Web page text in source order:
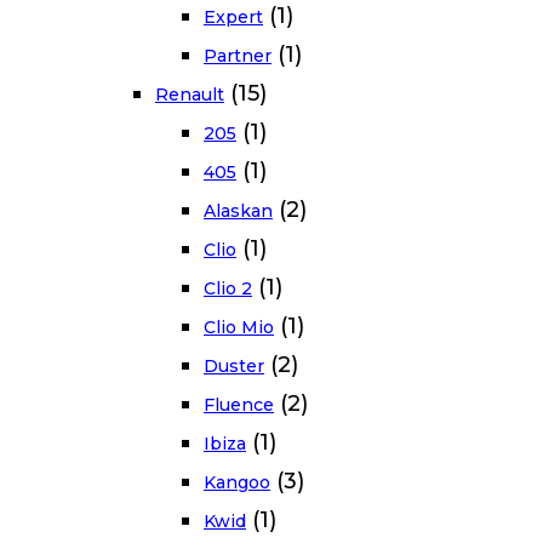
Expert (1)
Partner (1)
Renault (15)
205 (1)
405 (1)
Alaskan (2)
Clio (1)
Clio 2 (1)
Clio Mio (1)
Duster (2)
Fluence (2)
Ibiza (1)
Kangoo (3)
Kwid (1)